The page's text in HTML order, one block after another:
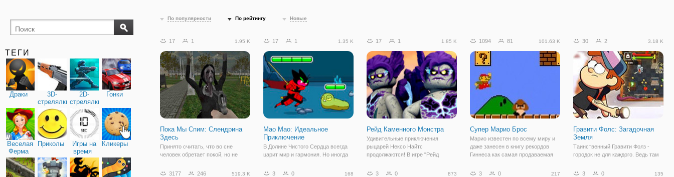
ТЕГИ
Драки
3D-
стрелялки
2D-
стрелялки
Гонки
Веселая
Ферма
Приколы
Игры на
время
Кликеры
По популярности По рейтингу Новые
17 1 1.95 K
Пока Мы Спим: Слендрина
Здесь
Принято считать, что во сне
человек обретает покой, но не
радужные сны. В онлайн игре для
17 1 1.35 K
Мао Мао: Идеальное
Приключение
В Долине Чистого Сердца всегда
царит мир и гармония. Но иногда
один прекрасный солнечный день
17 1 1.85 K
Рейд Каменного Монстра
Удивительные приключения
рыцарей Нексо Найтс
продолжаются! В игре "Рейд
предстоит помочь отряду
1094 81 101.63 K
Супер Марио Брос
Марио известен по всему миру и
даже занесен в книгу рекордов
Гиннеса как самая продаваемая
на этой игре и у многих она
30 2 3.18 K
Гравити Фолс: Загадочная
Земля
Таинственный Гравити Фолз -
городок не для каждого. Ведь там
происшествия и нападения
3177 246 519.3 K 3 0 168 3 0 873 3 0 217 3 0 135